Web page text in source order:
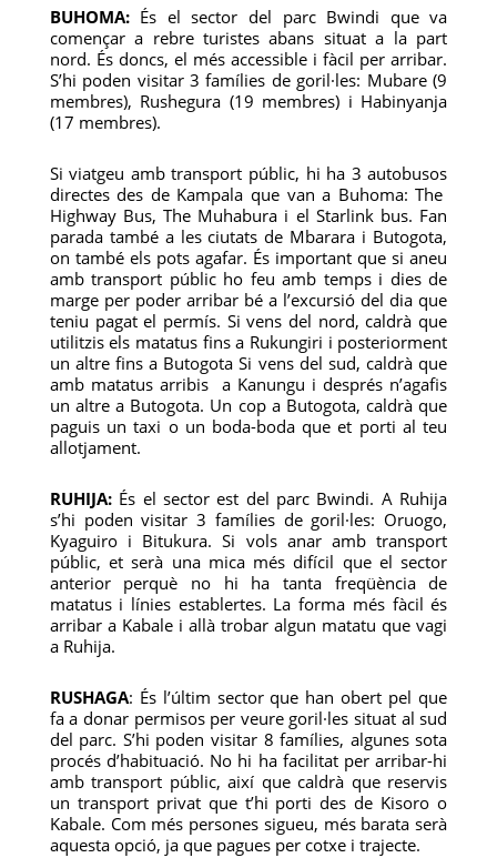
BUHOMA:És el sector del parc Bwindi que va
començar a rebre turistes abans situat a la part
nord. És doncs, el més accessible i fàcil per arribar.
S’hi poden visitar 3 famílies de goril·les: Mubare (9
membres), Rushegura (19 membres) i Habinyanja
(17 membres).
Si viatgeu amb transport públic, hi ha 3 autobusos
directes des de Kampala que van a Buhoma: The
Highway Bus, The Muhabura i el Starlink bus. Fan
parada també a les ciutats de Mbarara i Butogota,
on també els pots agafar. És important que si aneu
amb transport públic ho feu amb temps i dies de
marge per poder arribar bé a l’excursió del dia que
teniu pagat el permís. Si vens del nord, caldrà que
utilitzis els matatus fins a Rukungiri i posteriorment
un altre fins a Butogota Si vens del sud, caldrà que
amb matatus arribis a Kanungu i després n’agafis
un altre a Butogota. Un cop a Butogota, caldrà que
paguis un taxi o un boda-boda que et porti al teu
allotjament.
RUHIJA: És el sector est del parc Bwindi. A Ruhija
s’hi poden visitar 3 famílies de goril·les: Oruogo,
Kyaguiro i Bitukura. Si vols anar amb transport
públic, et serà una mica més difícil que el sector
anterior perquè no hi ha tanta freqüència de
matatus i línies establertes. La forma més fàcil és
arribar a Kabale i allà trobar algun matatu que vagi
a Ruhija.
RUSHAGA: És l’últim sector que han obert pel que
fa a donar permisos per veure goril·les situat al sud
del parc. S’hi poden visitar 8 famílies, algunes sota
procés d’habituació. No hi ha facilitat per arribar-hi
amb transport públic, així que caldrà que reservis
un transport privat que t’hi porti des de Kisoro o
Kabale. Com més persones sigueu, més barata serà
aquesta opció, ja que pagues per cotxe i trajecte.